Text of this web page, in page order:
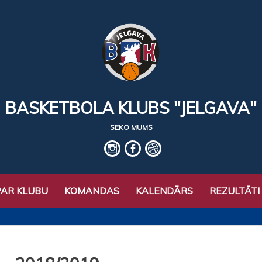
BASKETBOLA KLUBS "JELGAVA"
SEKO MUMS
IG fb basket
KLUBU KOMANDAS KALENDĀRS REZULTĀTI